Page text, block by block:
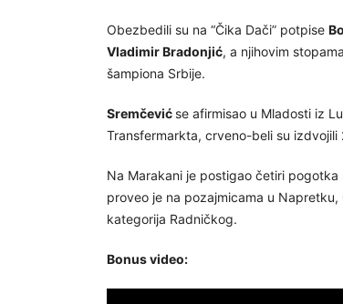
Obezbedili su na “Čika Dači” potpise
Vladimir Bradonjić, a njihovim
šampiona Srbije.
Sremčević se afirmisao u Mladosti iz
Transfermarkta, crveno-beli su
Na Marakani je postigao četiri
proveo je na pozajmicama u
kategorija Radničkog.
Bonus video: